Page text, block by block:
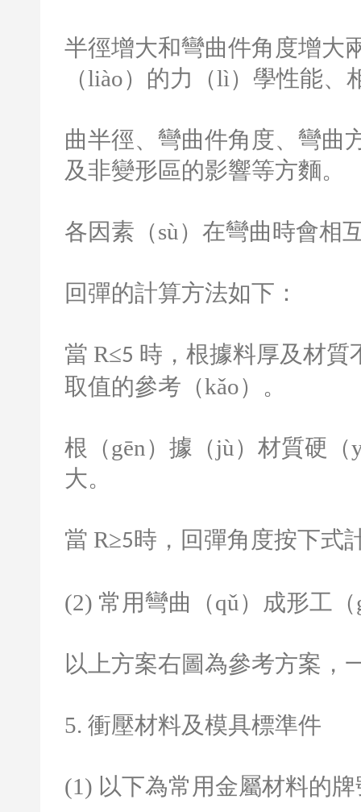
半徑增大和彎曲件角度增大
（liào）的力（lì）學性能、
曲半徑、彎曲件角度、彎曲
及非變形區的影響等方麵。
各因素（sù）在彎曲時會相
回彈的計算方法如下：
當 R≤5 時，根據料厚及材質
取值的參考（kǎo）。
根（gēn）據（jù）材質硬
大。
當 R≥5 時，回彈角度按下式
(2) 常用彎曲（qǔ）成形工
以上方案右圖為參考方案，
5. 衝壓材料及模具標準件
(1) 以下為常用金屬材料的